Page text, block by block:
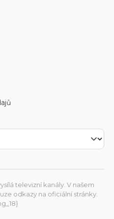
televizní kanály. V našem
odkazy na oficiální stránky.